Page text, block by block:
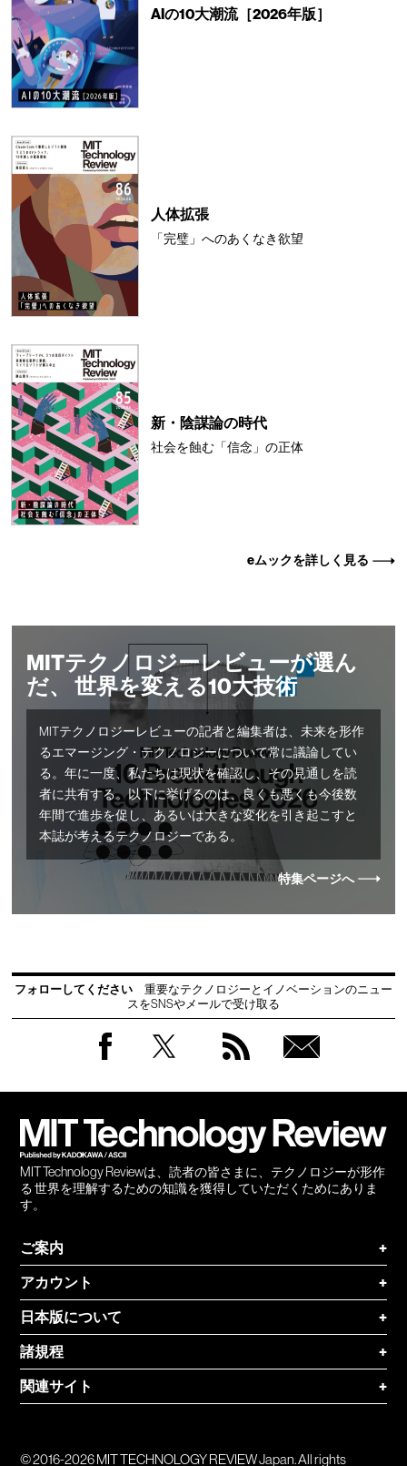
AIの10大潮流［2026年版］
人体拡張
「完璧」へのあくなき欲望
新・陰謀論の時代
社会を蝕む「信念」の正体
eムックを詳しく見る
MITテクノロジーレビューが選ん
だ、 世界を変える10大技術
MITテクノロジーレビューの記者と編集者は、未来を形作
るエマージング・テクノロジーについて常に議論してい
る。年に一度、私たちは現状を確認し、その見通しを読
者に共有する。以下に挙げるのは、良くも悪くも今後数
年間で進歩を促し、あるいは大きな変化を引き起こすと
本誌が考えるテクノロジーである。
特集ページへ
フォローしてください
重要なテクノロジーとイノベーションのニュー
スをSNSやメールで受け取る
MIT Technology Reviewは、読者の皆さまに、テクノロジーが形作
る 世界を理解するための知識を獲得していただくためにありま
す。
ご案内
+
アカウント
+
日本版について
+
諸規程
+
関連サイト
+
© 2016-2026 MIT TECHNOLOGY REVIEW Japan. All rights